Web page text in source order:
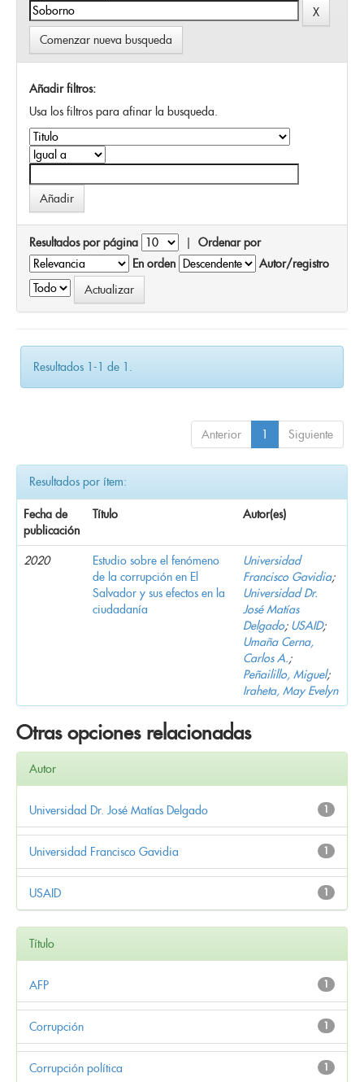
Comenzar nueva busqueda
Añadir filtros:
Usa los filtros para afinar la busqueda.
Resultados por página | Ordenar por
En orden
Autor/registro
Resultados 1-1 de 1.
Anterior 1 Siguiente
Resultados por ítem:
Fecha de
publicación
Título Autor(es)
2020
Estudio sobre el fenómeno
de la corrupción en El
Salvador y sus efectos en la
ciudadanía
Universidad
Francisco Gavidia;
Universidad Dr.
José Matías
Delgado; USAID;
Umaña Cerna,
Carlos A.;
Peñailillo, Miguel;
Iraheta, May Evelyn
Otras opciones relacionadas
Autor
1
Universidad Dr. José Matías Delgado
1
Universidad Francisco Gavidia
1
USAID
Título
1
AFP
1
Corrupción
1
Corrupción política